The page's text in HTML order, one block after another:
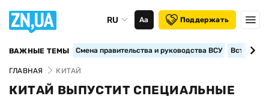
RU Аа Поддержать
ВАЖНЫЕ ТЕМЫ Смена правительства и руководства ВСУ
ГЛАВНАЯ КИТАЙ
КИТАЙ ВЫПУСТИТ СПЕЦИАЛЬНЫЕ